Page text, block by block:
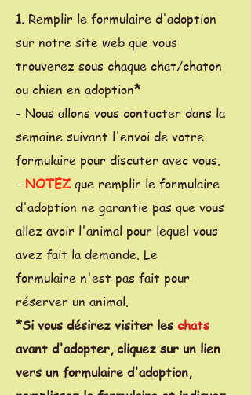
1. Remplir le formulaire d'adoption
sur notre site web que vous
trouverez sous chaque chat/chaton
ou chien en adoption*
- Nous allons vous contacter dans la
semaine suivant l'envoi de votre
formulaire pour discuter avec vous.
- NOTEZque remplir le formulaire
d'adoption ne garantie pas que vous
allez avoir l'animal pour lequel vous
avez fait la demande. Le
formulaire n'est pas fait pour
réserver un animal.
*Si vous désirez visiter les chats
avant d'adopter, cliquez sur un lien
vers un formulaire d'adoption,